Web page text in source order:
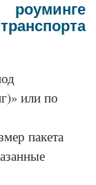
или по
пакета